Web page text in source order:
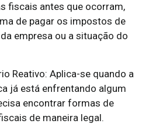
fiscais antes que ocorram,
de pagar os impostos de
empresa ou a situação do
Reativo: Aplica-se quando a
já está enfrentando algum
encontrar formas de
de maneira legal.